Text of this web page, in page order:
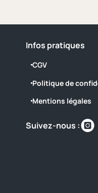
Infos pratiques
CGV
Politique de
Mentions légales
Suivez-nous :